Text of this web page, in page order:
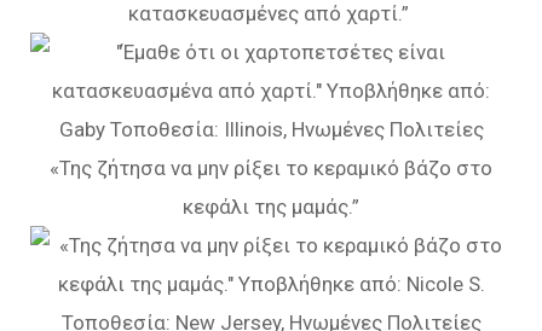
κατασκευασμένες από χαρτί.”
«Της ζήτησα να μην ρίξει το κεραμικό βάζο στο
κεφάλι της μαμάς.”